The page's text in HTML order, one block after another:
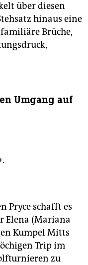
über diesen
hinaus eine
Brüche,
Umgang auf
Pryce schafft es
Elena (Mariana
Kumpel Mitts
Trip im
zu